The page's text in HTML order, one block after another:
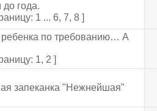
года.
1 ... 6, 7, 8 ]
ребенка по требованию… А
1, 2 ]
запеканка "Нежнейшая"